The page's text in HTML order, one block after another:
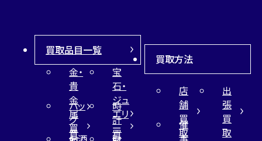
買取品目一覧
金・
貴
金
属
買
宝
石・
ジュ
エリ
ー
バッ
グ
買
時
計
買
買取方法
店
舗
買
取
出
張
買
取
催
事